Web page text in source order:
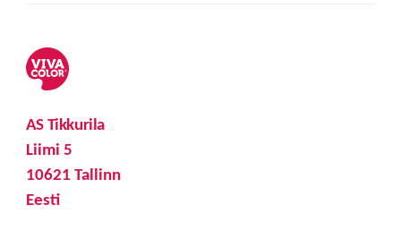
AS Tikkurila
Liimi 5
10621 Tallinn
Eesti